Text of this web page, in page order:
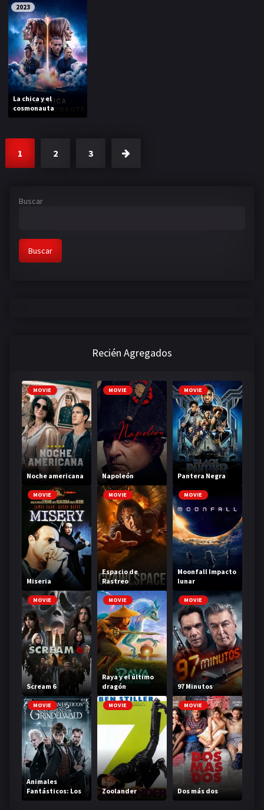
2023
La chica y el
cosmonauta
1 2 3
Buscar
Buscar
Recién Agregados
MOVIE
Noche americana
MOVIE
Napoleón
MOVIE
Pantera Negra
MOVIE
Miseria
MOVIE
Espacio de
Rastreo
MOVIE
Moonfall Impacto
lunar
MOVIE
Scream 6
MOVIE
Raya y el último
dragón
MOVIE
97 Minutos
MOVIE
Animales
Fantásticos: Los
Crímenes De
MOVIE
Zoolander
MOVIE
Dos más dos